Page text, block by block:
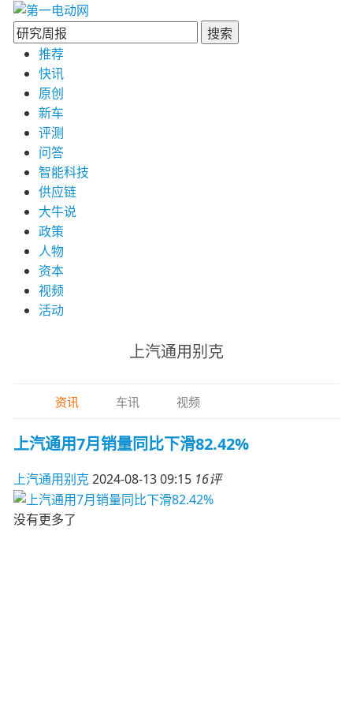
搜索
推荐
快讯
原创
新车
评测
问答
智能科技
供应链
大牛说
政策
人物
资本
视频
活动
上汽通用别克
资讯 车讯 视频
上汽通用7月销量同比下滑82.42%
上汽通用别克2024-08-13 09:15 16评
没有更多了